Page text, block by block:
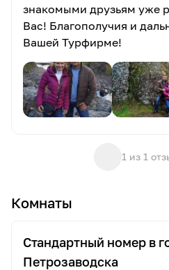
знакомыми друзьям уже
Вас! Благополучия и
Вашей Турфирме!
1 из 1
Комнаты
Стандартный номер в
Петрозаводска